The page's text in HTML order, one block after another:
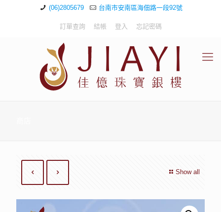
(06)2805679 台南市安南區海佃路一段92號
訂單查詢 結帳 登入 忘記密碼
Show all